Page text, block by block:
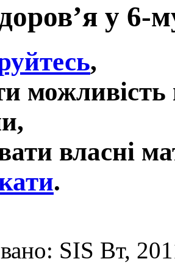
у 6-
,
можливість
власні
.
SIS Вт,